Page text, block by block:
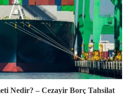
Nedir? – Cezayir Borç Tahsilat